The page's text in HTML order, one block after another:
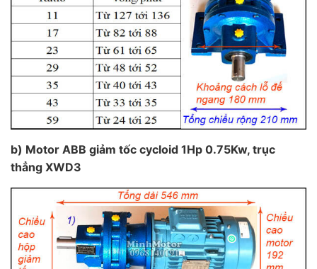
b) Motor ABB giảm tốc cycloid 1Hp 0.75Kw, trục
thẳng XWD3